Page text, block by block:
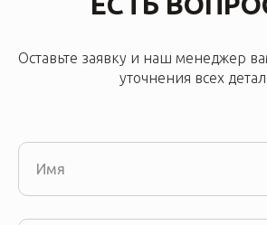
Оставьте заявку и наш менеджер
уточнения всех
Имя